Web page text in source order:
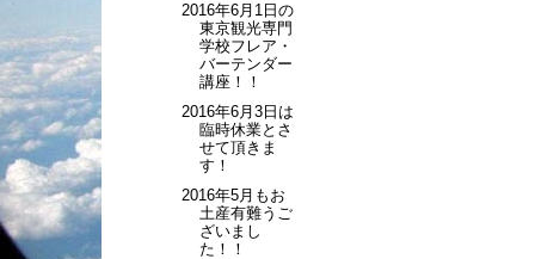
2016年6月1日の
東京観光専門
学校フレア・
バーテンダー
講座！！
2016年6月3日は
臨時休業とさ
せて頂きま
す！
2016年5月もお
土産有難うご
ざいまし
た！！